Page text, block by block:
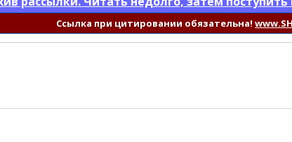
Cсылка при цитировании обязательна!